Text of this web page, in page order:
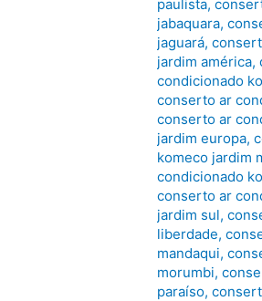
paulista,
jabaquara,
jaguará,
jardim américa,
condicionado
conserto ar
conserto ar
jardim europa,
komeco jardim
condicionado
conserto ar
jardim sul,
liberdade,
mandaqui,
morumbi,
paraíso,